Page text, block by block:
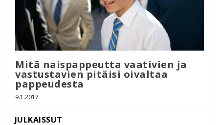
Mitä naispappeutta vaativien ja
vastustavien pitäisi oivaltaa
pappeudesta
9.1.2017